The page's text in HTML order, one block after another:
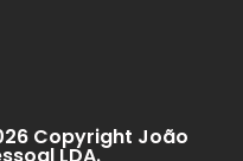
Copyright João
LDA.